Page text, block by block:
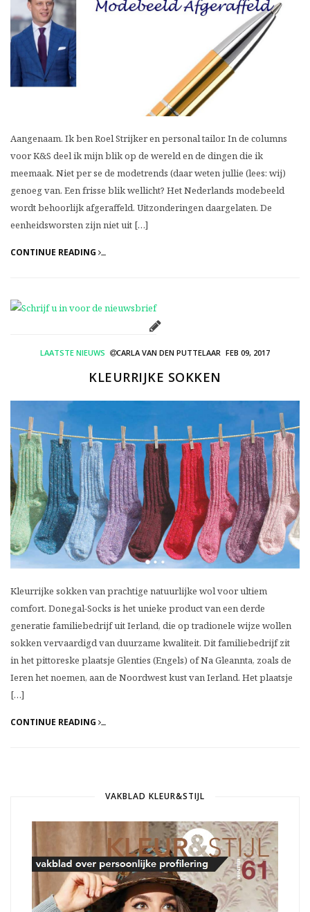
Aangenaam. Ik ben Roel Strijker en personal tailor. In de columns
voor K&S deel ik mijn blik op de wereld en de dingen die ik
meemaak. Niet per se de modetrends (daar weten jullie (lees: wij)
genoeg van. Een frisse blik wellicht? Het Nederlands modebeeld
wordt behoorlijk afgeraffeld. Uitzonderingen daargelaten. De
eenheidsworsten zijn niet uit […]
CONTINUE READING
LAATSTE NIEUWS CARLA VAN DEN PUTTELAAR FEB 09, 2017
KLEURRIJKE SOKKEN
Kleurrijke sokken van prachtige natuurlijke wol voor ultiem
comfort. Donegal-Socks is het unieke product van een derde
generatie familiebedrijf uit Ierland, die op tradionele wijze wollen
sokken vervaardigd van duurzame kwaliteit. Dit familiebedrijf zit
in het pittoreske plaatsje Glenties (Engels) of Na Gleannta, zoals de
Ieren het noemen, aan de Noordwest kust van Ierland. Het plaatsje
[…]
CONTINUE READING
VAKBLAD KLEUR&STIJL